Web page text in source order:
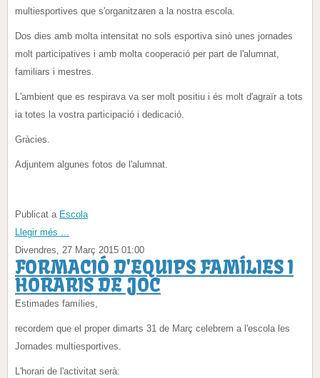
multiesportives que s'organitzaren a la nostra escola.
Dos dies amb molta intensitat no sols esportiva sinò unes jornades
molt participatives i amb molta cooperació per part de l'alumnat,
familiars i mestres.
L'ambient que es respirava va ser molt positiu i és molt d'agraïr a tots
ia totes la vostra participació i dedicació.
Gràcies.
Adjuntem algunes fotos de l'alumnat.
Publicat a Escola
Llegir més ...
Divendres, 27 Març 2015 01:00
FORMACIÓ D'EQUIPS FAMÍLIES I
HORARIS DE JOC
Estimades famílies,
recordem que el proper dimarts 31 de Març celebrem a l'escola les
Jornades multiesportives.
L'horari de l'activitat serà: